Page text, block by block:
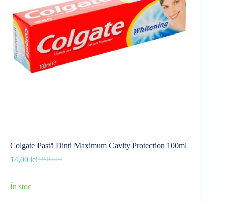
Colgate Pastă Dinți Maximum Cavity Protection 100ml
19,00lei
Prețul
14,00 leiPrețul
În stoc